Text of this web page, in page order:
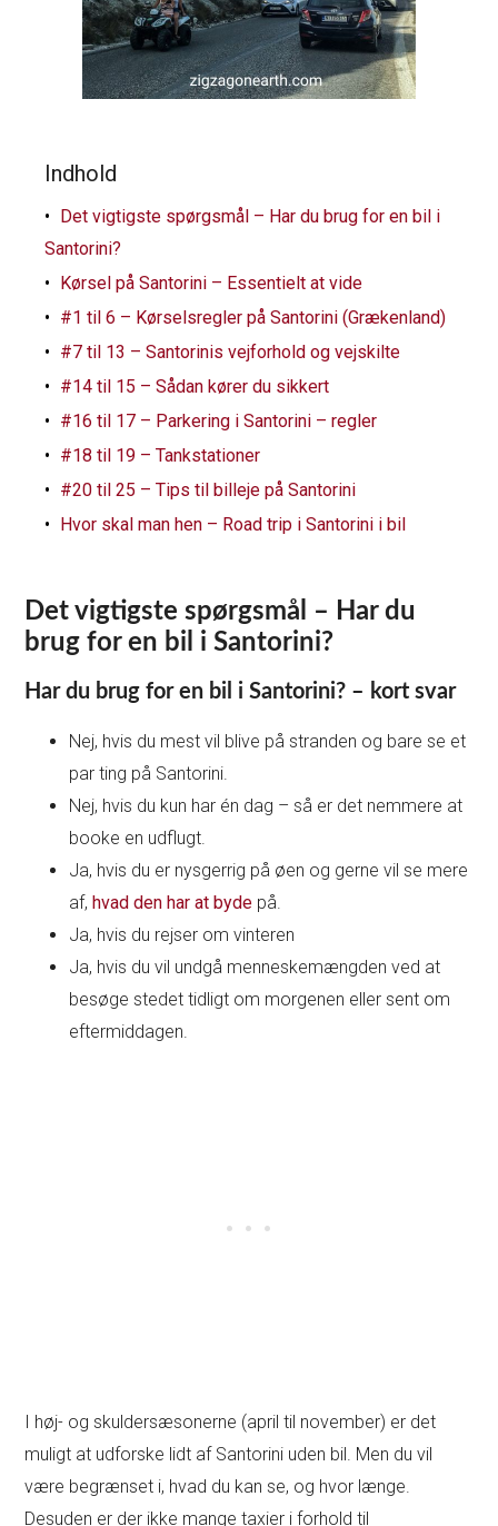
Indhold
Det vigtigste spørgsmål – Har du brug for en bil i
Santorini?
Kørsel på Santorini – Essentielt at vide
#1 til 6 – Kørselsregler på Santorini (Grækenland)
#7 til 13 – Santorinis vejforhold og vejskilte
#14 til 15 – Sådan kører du sikkert
#16 til 17 – Parkering i Santorini – regler
#18 til 19 – Tankstationer
#20 til 25 – Tips til billeje på Santorini
Hvor skal man hen – Road trip i Santorini i bil
Det vigtigste spørgsmål – Har du
brug for en bil i Santorini?
Har du brug for en bil i Santorini? – kort svar
Nej, hvis du mest vil blive på stranden og bare se et
par ting på Santorini.
Nej, hvis du kun har én dag – så er det nemmere at
booke en udflugt.
Ja, hvis du er nysgerrig på øen og gerne vil se mere
af,hvad den har at byde på.
Ja, hvis du rejser om vinteren
Ja, hvis du vil undgå menneskemængden ved at
besøge stedet tidligt om morgenen eller sent om
eftermiddagen.
I høj- og skuldersæsonerne (april til november) er det
muligt at udforske lidt af Santorini uden bil. Men du vil
være begrænset i, hvad du kan se, og hvor længe.
Desuden er der ikke mange taxier i forhold til